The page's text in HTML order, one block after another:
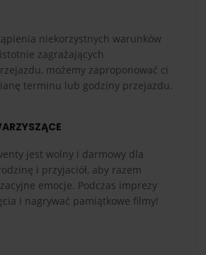
niekorzystnych warunków
zagrażających
możemy zaproponować ci
terminu lub godziny przejazdu.
jest wolny i darmowy dla
i przyjaciół, aby razem
emocje. Podczas imprezy
i nagrywać pamiątkowe filmy!